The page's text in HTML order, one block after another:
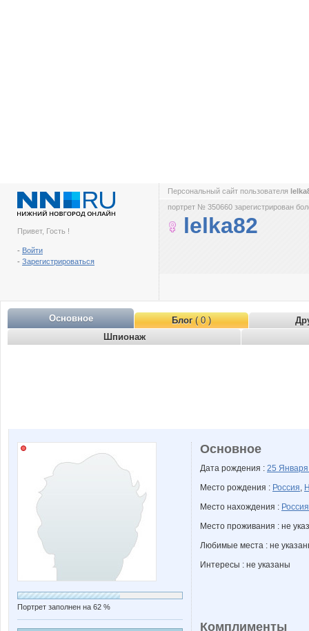
Привет, Гость !
- Войти
- Зарегистрироваться
Персональный сайт пользователя
портрет № 350660 зарегистрирован
lelka82
Основное Блог( 0 )
Шпионаж
Портрет заполнен на 62 %
Основное
Дата рождения : 25
Место рождения : Россия,
Место нахождения : Россия
Место проживания : не
Любимые места : не
Интересы : не указаны
Комплименты